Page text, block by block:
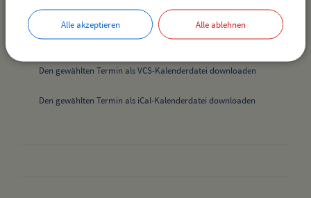
Den gewählten Termin als VCS-Kalenderdatei downloaden
Den gewählten Termin als iCal-Kalenderdatei downloaden
Alle akzeptieren Alle ablehnen